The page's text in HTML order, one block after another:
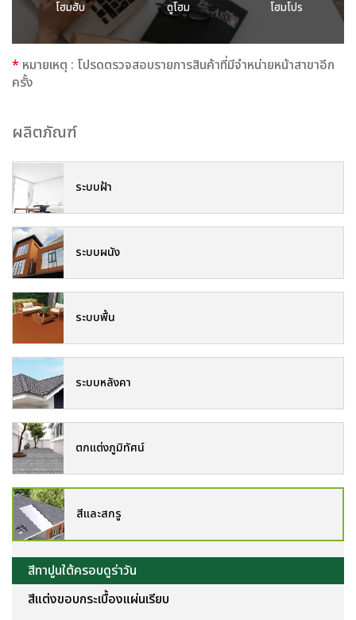
โฮมฮับ ดูโฮม โฮมโปร
* หมายเหตุ : โปรดตรวจสอบรายการสินค้าที่มีจำหน่ายหน้าสาขาอีก
ครั้ง
ผลิตภัณฑ์
ระบบฝ้า
ระบบผนัง
ระบบพื้น
ระบบหลังคา
ตกแต่งภูมิทัศน์
สีและสกรู
สีทาปูนใต้ครอบดูร่าวัน
สีแต่งขอบกระเบื้องแผ่นเรียบ